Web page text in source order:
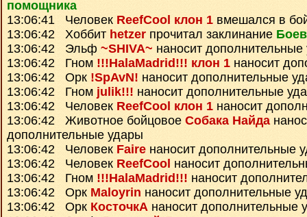
помощника
13:06:41 Человек ReefCool клон 1 вмешался в
13:06:42 Хоббит hetzer прочитал заклинание
13:06:42 Эльф ~SHIVA~ наносит
13:06:42 Гном !!!HalaMadrid!!! клон 1 наносит
13:06:42 Орк !SpAvN! наносит дополнительные
13:06:42 Гном julik!!! наносит дополнительные
13:06:42 Человек ReefCool клон 1 наносит
13:06:42 Животное бойцовое Собака Найда
дополнительные удары
13:06:42 Человек Faire наносит дополнительные
13:06:42 Человек ReefCool наносит
13:06:42 Гном !!!HalaMadrid!!! наносит
13:06:42 Орк Maloyrin наносит дополнительные
13:06:42 Орк КосточкА наносит дополнительные